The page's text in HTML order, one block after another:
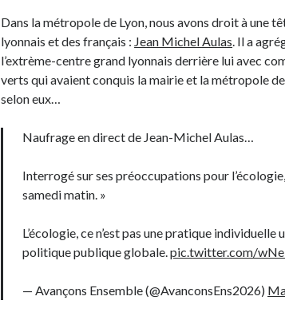
Dans la métropole de Lyon, nous avons droit à une
lyonnais et des français : Jean Michel Aulas. Il a
l’extrème-centre grand lyonnais derrière lui avec
verts qui avaient conquis la mairie et la métropole
selon eux…
Naufrage en direct de Jean-Michel Aulas…
Interrogé sur ses préoccupations pour
samedi matin. »
L’écologie, ce n’est pas une pratique individuelle
politique publique globale.pic.twitter.com/
— Avançons Ensemble (@AvanconsEns2026)